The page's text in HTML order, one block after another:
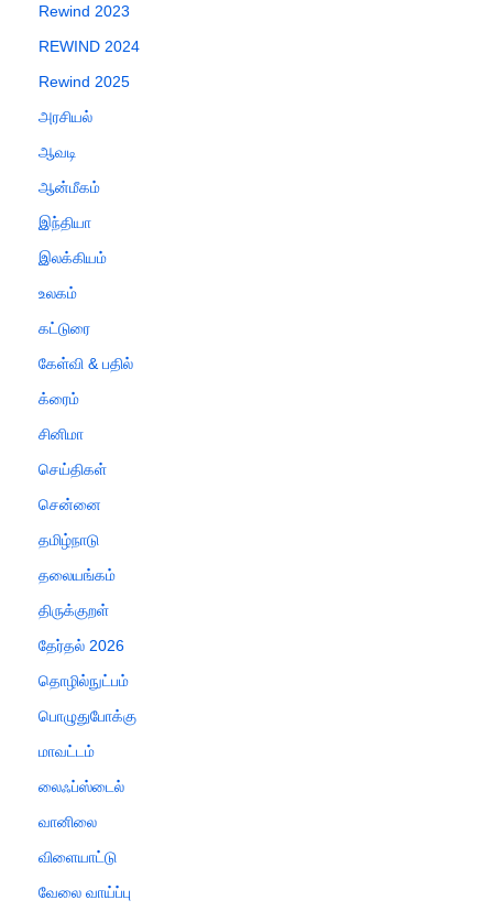
Rewind 2023
REWIND 2024
Rewind 2025
அரசியல்
ஆவடி
ஆன்மீகம்
இந்தியா
இலக்கியம்
உலகம்
கட்டுரை
கேள்வி & பதில்
க்ரைம்
சினிமா
செய்திகள்
சென்னை
தமிழ்நாடு
தலையங்கம்
திருக்குறள்
தேர்தல் 2026
தொழில்நுட்பம்
பொழுதுபோக்கு
மாவட்டம்
லைஃப்ஸ்டைல்
வானிலை
விளையாட்டு
வேலை வாய்ப்பு